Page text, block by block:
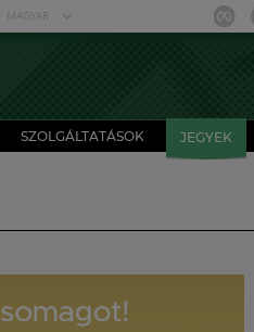
MAGYAR
SZOLGÁLTATÁSOK JEGYEK